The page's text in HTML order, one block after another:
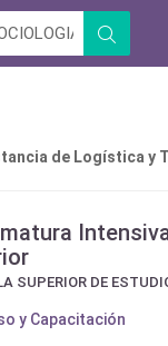
de Logística y
SUPERIOR DE
y Capacitación